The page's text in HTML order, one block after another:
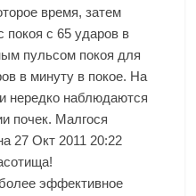
время, затем
с 65 ударов в
пульсом покоя для
в минуту в покое. На
нередко наблюдаются
почек. Малгося
27 Окт 2011 20:22
эффективное